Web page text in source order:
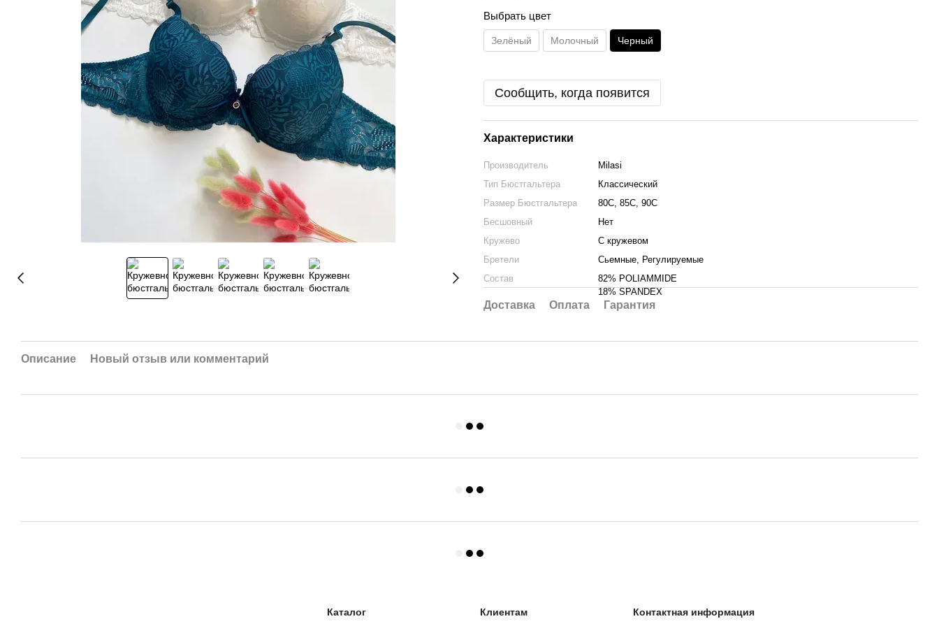
Выбрать цвет
Зелёный Молочный Черный
Сообщить, когда появится
Характеристики
Производитель
Milasi
Тип Бюстгальтера
Классический
Размер Бюстгальтера
80C, 85C, 90C
Бесшовный
Нет
Кружево
С кружевом
Бретели
Сьемные, Регулируемые
Состав
82% POLIAMMIDE
18% SPANDEX
Доставка Оплата Гарантия
Описание Новый отзыв или комментарий
Каталог Клиентам Контактная информация